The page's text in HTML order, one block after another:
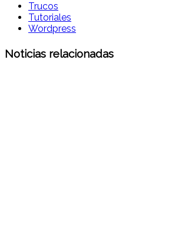
Trucos
Tutoriales
Wordpress
Noticias relacionadas